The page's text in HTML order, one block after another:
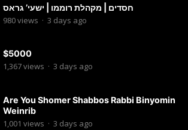
חסדים | מקהלת רוממו | ישעי’ גראס
980views · 3 days ago
$5000
1,367views · 3 days ago
Are You Shomer Shabbos Rabbi Binyomin
Weinrib
1,001 views · 3 days ago